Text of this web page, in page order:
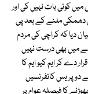
کوئی بات نہیں کی اور
دھمکی ملنے کے بعد پی
دیا کہ کراچی کی مردم
میں بھی درست نہیں
دے کر ایم کیو ایم کا
دو پریس کانفرنسیں
کا فیصلہ عوام پر